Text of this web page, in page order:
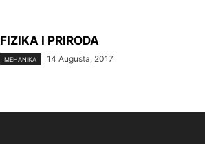
FIZIKA I PRIRODA
MEHANIKA 14 Augusta, 2017